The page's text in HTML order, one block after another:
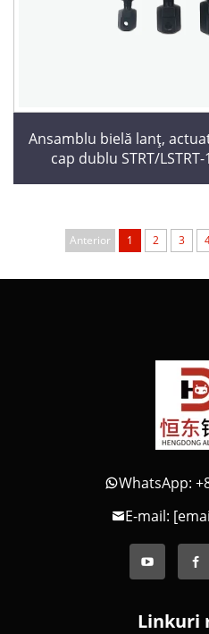
Ansamblu bielă lanț,
cap dublu STRT/
Anterior 1 2 3
WhatsApp:
E-mail:
Linkuri